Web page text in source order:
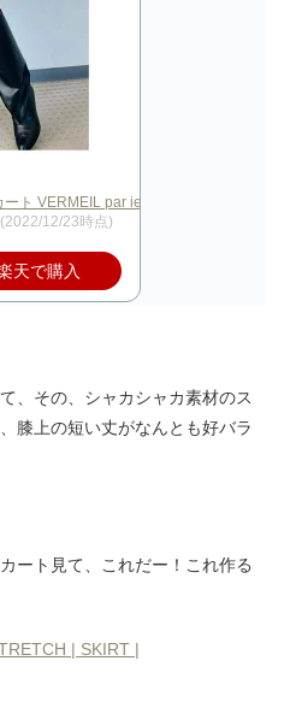
ート VERMEIL par iena ヴェル…
(2022/12/23時点)
天で購入
、その、シャカシャカ素材のス
膝上の短い丈がなんとも好バラ
ート見て、これだー！これ作る
| SKIRT |